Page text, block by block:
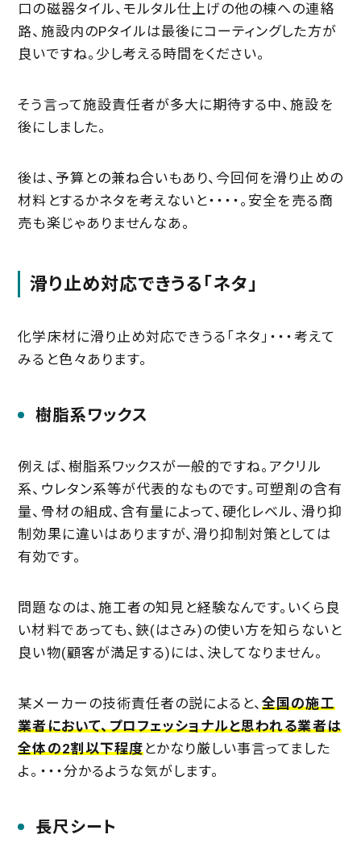
口の磁器タイル、モルタル仕上げの他の棟への連絡
路、施設内のPタイルは最後にコーティングした方が
良いですね。少し考える時間をください。
そう言って施設責任者が多大に期待する中、施設を
後にしました。
後は、予算との兼ね合いもあり、今回何を滑り止めの
材料とするかネタを考えないと・・・・。安全を売る商
売も楽じゃありませんなあ。
滑り止め対応できうる「ネタ」
化学床材に滑り止め対応できうる「ネタ」・・・考えて
みると色々あります。
樹脂系ワックス
例えば、樹脂系ワックスが一般的ですね。アクリル
系、ウレタン系等が代表的なものです。可塑剤の含有
量、骨材の組成、含有量によって、硬化レベル、滑り抑
制効果に違いはありますが、滑り抑制対策としては
有効です。
問題なのは、施工者の知見と経験なんです。いくら良
い材料であっても、鋏(はさみ)の使い方を知らないと
良い物(顧客が満足する)には、決してなりません。
某メーカーの技術責任者の説によると、全国の施工
業者において、プロフェッショナルと思われる業者は
全体の2割以下程度とかなり厳しい事言ってました
よ。・・・分かるような気がします。
長尺シート